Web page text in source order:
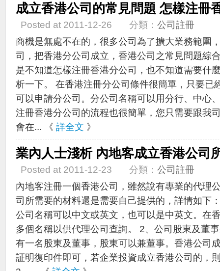
成立香港公司的常見問題 怎樣注冊
Posted at 2011-12-26 分類： 公司註冊
商機是無處不在的，很多公司為了擴大業務範圍
司，把香港分公司成立，香港公司之常見問題綜
是不知道怎樣注冊香港分公司，也不知道需要什
析一下。 在香港注冊分公司條件很簡單，只要已
可以申請分公司。分公司名稱可以用分行、中心
注冊香港分公司的流程也很簡單，您只需要跟我
會在... 《 詳全文 》
業內人士淺析 內地客成立香港公司
Posted at 2011-12-23 分類： 公司註冊
內地客注冊一個香港公司，雖然說有專業的代理
司所需要的材料還是需要自己提供的，詳情如下
公司名稱可以中文或英文，也可以是中英文。在
多個名稱以供代理公司查詢。 2、公司股東及董
有一名股東及董事，股東可以兼董事。香港公司
証明復印件即可，若企業投資成立香港公司的，